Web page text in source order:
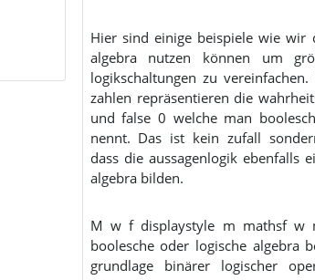
Hier sind einige beispiele wie wir
algebra nutzen können um
logikschaltungen zu vereinfachen. Diese beiden
zahlen repräsentieren die
und false 0 welche man
nennt. Das ist kein zufall sondern liegt daran
dass die aussagenlogik ebenfalls
algebra bilden.
M w f displaystyle m mathsf w
boolesche oder logische algebra
grundlage binärer logischer